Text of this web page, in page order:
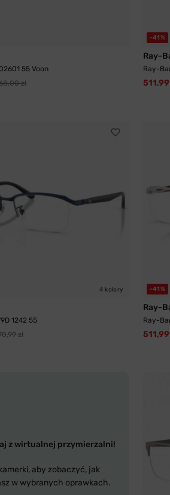
55 Voon
zł
-41%
Ray-
Ray-
511,99
4 kolory
1242 55
zł
-41%
Ray-
Ray-
511,99
z wirtualnej przymierzalni!
aby zobaczyć, jak
w wybranych oprawkach.